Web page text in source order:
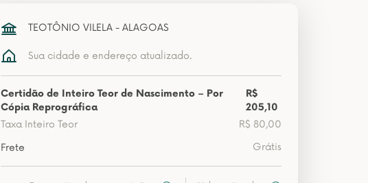
TEOTÔNIO VILELA - ALAGOAS
Sua cidade e endereço atualizado.
Certidão de Inteiro Teor de Nascimento – Por
Cópia Reprográfica
R$
205,10
Taxa Inteiro Teor
R$ 80,00
Frete
Grátis